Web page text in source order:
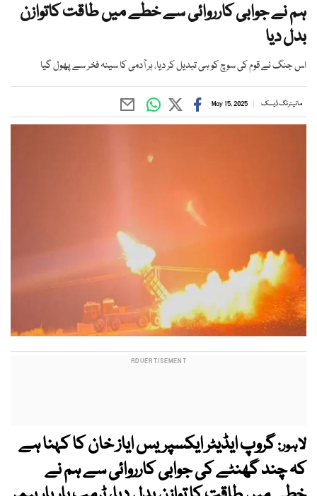
ہم نے جوابی کارروائی سے خطے میں طاقت کاتوازن
بدل دیا
اس جنگ نے قوم کی سوچ کو ہی تبدیل کر دیا، ہر آدمی کا سینہ فخر سے پھول گیا
مانیٹرنگ ڈیسک May 15, 2025
لاہور:گروپ ایڈیٹر ایکسپریس ایاز خان کا کہنا ہے
کہ چند گھنٹے کی جوابی کارروائی سے ہم نے